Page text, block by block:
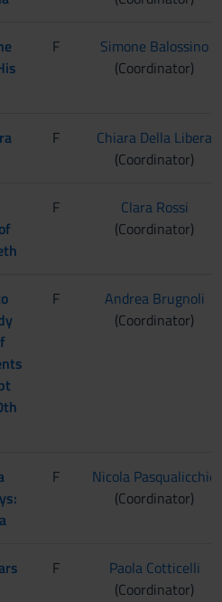
F
Simone Balossino
(Coordinator)
F
Chiara Della Libera
(Coordinator)
F
Clara Rossi
(Coordinator)
F
Andrea Brugnoli
(Coordinator)
F
Nicola Pasqualicchio
(Coordinator)
F
Paola Cotticelli
(Coordinator)